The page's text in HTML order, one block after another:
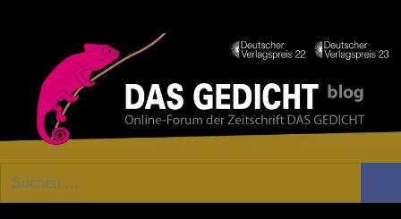
GEDICHT
Forum
von
Suchen